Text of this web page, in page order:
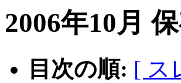
2006年10月
目次の順: [ ス